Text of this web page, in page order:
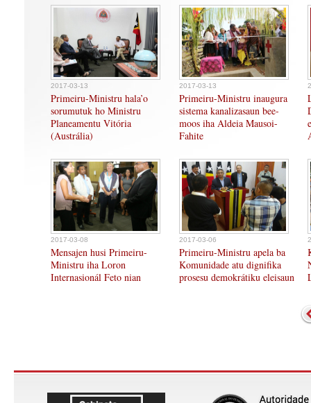
2017-03-13
Primeiru-Ministru hala’o
sorumutuk ho Ministru
Planeamentu Vitória
(Austrália)
2017-03-13
Primeiru-Ministru inaugura
sistema kanalizasaun bee-
moos iha Aldeia Mausoi-
Fahite
2017-03-08
Mensajen husi Primeiru-
Ministru iha Loron
Internasionál Feto nian
2017-03-06
Primeiru-Ministru apela ba
Komunidade atu dignifika
prosesu demokrátiku eleisaun